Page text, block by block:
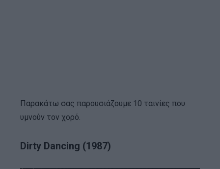
Παρακάτω σας παρουσιάζουμε 10 ταινίες που
υμνούν τον χορό.
Dirty Dancing (1987)